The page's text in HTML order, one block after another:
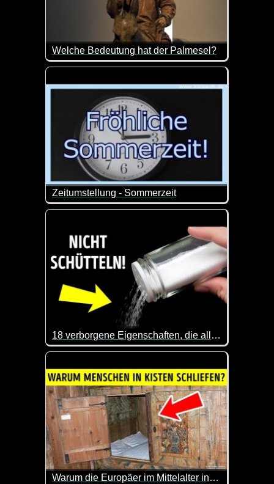
Welche Bedeutung hat der Palmesel?
Osterhasen, Osterlämmer, Hühner, die Ostereier
Heute kennen wir den Palmesel meist in
Zeitumstellung - Sommerzeit
Nur nochmal zur Erinnerung an die
18 verborgene Eigenschaften, die alltägliche Gegenstände fantastisch machen
Das ist mal wieder sehr interessant. Dass man
Warum die Europäer im Mittelalter in Kisten schliefen